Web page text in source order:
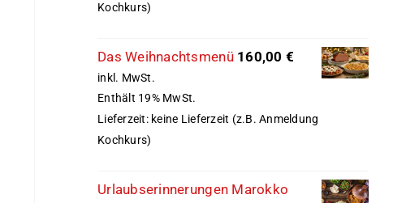
Kochkurs)
Das Weihnachtsmenü 160,00 €
inkl. MwSt.
Enthält 19% MwSt.
Lieferzeit: keine Lieferzeit (z.B. Anmeldung
Kochkurs)
Urlaubserinnerungen Marokko